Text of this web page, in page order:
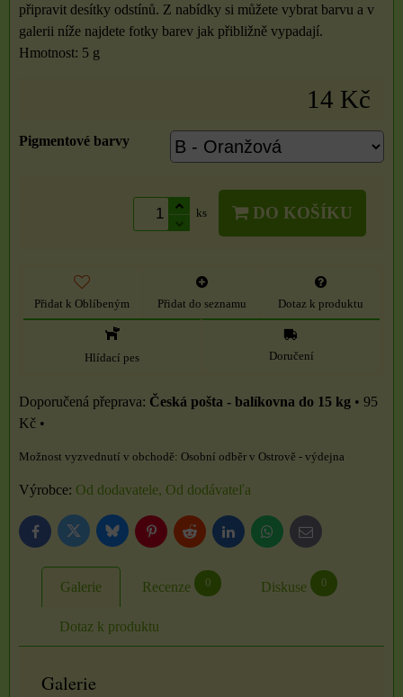
připravit desítky odstínů. Z nabídky si můžete vybrat barvu a v
galerii níže najdete fotky barev jak přibližně vypadají.
Hmotnost: 5 g
14 Kč
Pigmentové barvy
ks DO KOŠÍKU
Přidat k Oblíbeným Přidat do seznamu Dotaz k produktu
Hlídací pes Doručení
Česká pošta - balíkovna do 15 kg • 95
Kč •
Osobní odběr v Ostrově - výdejna
Výrobce: Od dodavatele, Od dodávateľa
FacebookTwitter BlueskyPinterestReddit LinkedInWhatsApp
E-
mail
Galerie Recenze 0 Diskuse 0
Dotaz k produktu
Galerie